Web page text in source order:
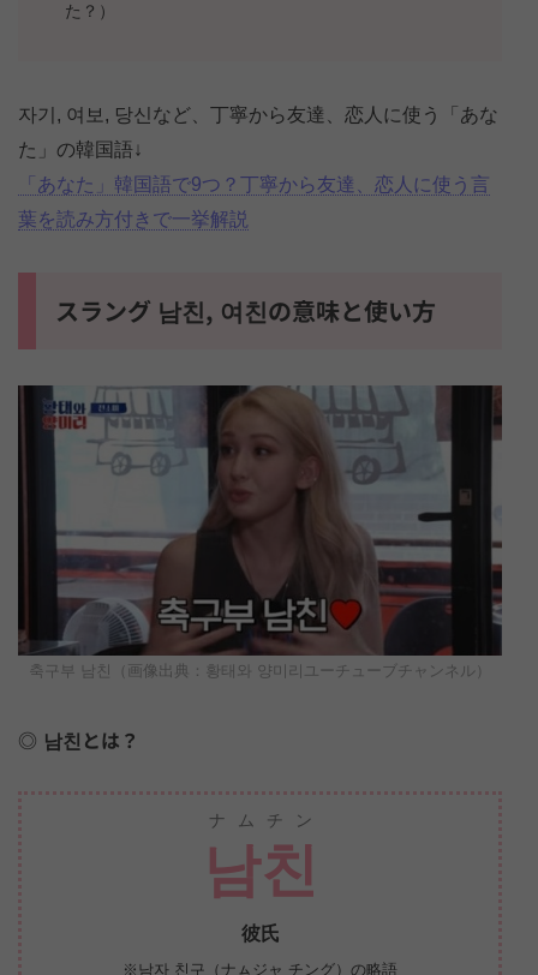
た？）
자기, 여보, 당신など、丁寧から友達、恋人に使う「あな
た」の韓国語↓
「あなた」韓国語で9つ？丁寧から友達、恋人に使う言
葉を読み方付きで一挙解説
スラング 남친, 여친の意味と使い方
축구부 남친（画像出典：황태와 양미리ユーチューブチャンネル）
남친とは？
남친
ナムチン
彼氏
※남자 친구（ナㇺジャ チング）の略語